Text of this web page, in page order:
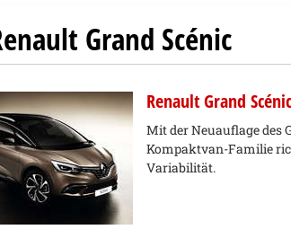
Grand Scénic
Renault Grand
Mit der Neuauflage des
Kompaktvan-Familie
Variabilität.